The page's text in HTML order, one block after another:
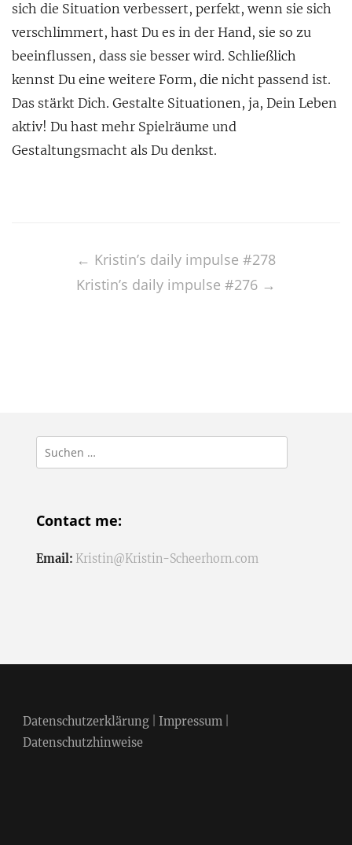
sich die Situation verbessert, perfekt, wenn sie sich
verschlimmert, hast Du es in der Hand, sie so zu
beeinflussen, dass sie besser wird. Schließlich
kennst Du eine weitere Form, die nicht passend ist.
Das stärkt Dich. Gestalte Situationen, ja, Dein Leben
aktiv! Du hast mehr Spielräume und
Gestaltungsmacht als Du denkst.
navigation
← Kristin’s daily impulse #278
Kristin’s daily impulse #276 →
Suchen
nach:
Contact me:
Email: Kristin@Kristin-Scheerhorn.com
Datenschutzerklärung| Impressum|
Datenschutzhinweise